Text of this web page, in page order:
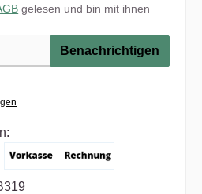
gelesen und bin mit ihnen
Benachrichtigen